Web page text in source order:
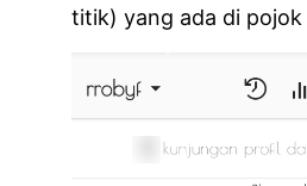
titik) yang ada di pojok